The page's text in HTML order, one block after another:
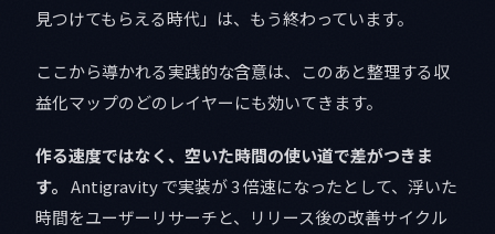
見つけてもらえる時代」は、もう終わっています。
ここから導かれる実践的な含意は、このあと整理する収
益化マップのどのレイヤーにも効いてきます。
作る速度ではなく、空いた時間の使い道で差がつきま
す。 Antigravity で実装が 3 倍速になったとして、浮いた
時間をユーザーリサーチと、リリース後の改善サイクル